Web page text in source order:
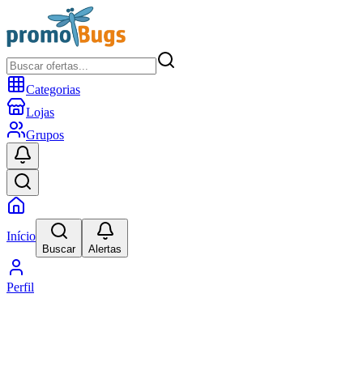
Categorias
Lojas
Grupos
Início
Buscar Alertas
Perfil